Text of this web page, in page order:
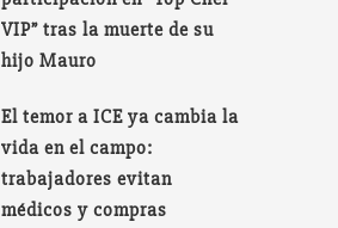
VIP” tras la muerte de su
hijo Mauro
El temor a ICE ya cambia la
vida en el campo:
trabajadores evitan
médicos y compras